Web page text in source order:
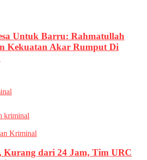
Untuk Barru: Rahmatullah
Kekuatan Akar Rumput Di
kriminal
Kriminal
Kurang dari 24 Jam, Tim URC